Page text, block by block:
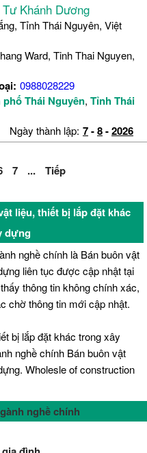
Khánh Dương
Tỉnh Thái Nguyên, Việt
Ward, Tinh Thai Nguyen,
0988028229
phố Thái Nguyên, Tỉnh Thái
Ngày thành lập: 7-8-2026
7 ... Tiếp
liệu, thiết bị lắp đặt khác
dựng
nghề chính là Bán buôn vật
liên tục được cập nhật tại
thông tin không chính xác,
chờ thông tin mới cập nhật.
bị lắp đặt khác trong xây
nghề chính Bán buôn vật
Wholesle of construction
nghề chính